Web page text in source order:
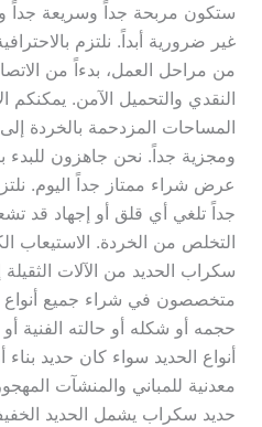
ستكون مربحة جداً وسريعة جداً
غير ضرورية أبداً. نلتزم
من مراحل العمل، بدءاً من
النقدي والتحميل الآمن. يمكنكم
المساحات المزدحمة بالخردة
ومجزية جداً. نحن جاهزون للبدء
عرض شراء ممتاز جداً اليوم.
جداً تلغي أي قلق أو إجهاد قد
التخلص من الخردة. الاستيعاب
سكراب الحديد من الآلات
متخصصون في شراء جميع أنواع
حجمه أو شكله أو حالته الفنية
أنواع الحديد سواء كان حديد
معدنية للمباني والمنشآت
حديد سكراب يشمل الحديد